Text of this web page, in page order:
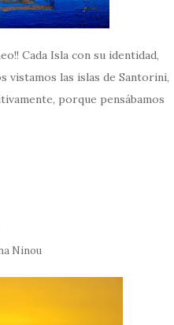
Cada Isla con su identidad,
vistamos las islas de Santorini,
porque pensábamos
Ninou